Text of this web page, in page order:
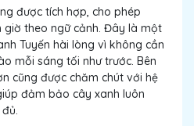
được tích hợp, cho phép
theo ngữ cảnh. Đây là một
Tuyến hài lòng vì không cần
mỗi sáng tối như trước. Bên
cũng được chăm chút với hệ
đảm bảo cây xanh luôn